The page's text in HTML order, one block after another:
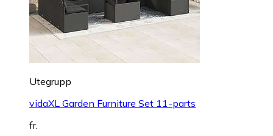
Utegrupp
vidaXL Garden Furniture Set 11-parts
fr.